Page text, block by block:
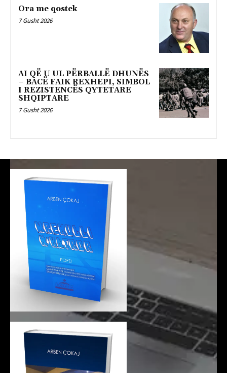
Ora me qostek
7 Gusht 2026
AI QË U UL PËRBALLË DHUNËS
– BACË FAIK REXHEPI, SIMBOL
I REZISTENCËS QYTETARE
SHQIPTARE
7 Gusht 2026